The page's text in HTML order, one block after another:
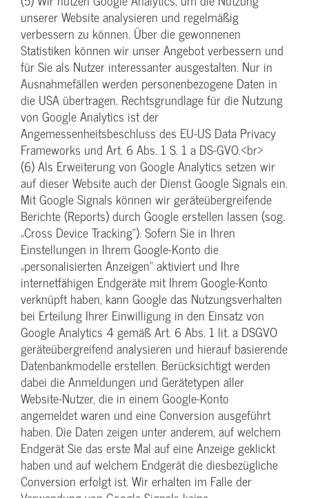
unserer Website analysieren und regelmäßig
verbessern zu können. Über die gewonnenen
Statistiken können wir unser Angebot verbessern und
für Sie als Nutzer interessanter ausgestalten. Nur in
Ausnahmefällen werden personenbezogene Daten in
die USA übertragen. Rechtsgrundlage für die Nutzung
von Google Analytics ist der
Angemessenheitsbeschluss des EU-US Data Privacy
Frameworks und Art. 6 Abs. 1 S. 1 a DS-GVO.<br>
(6) Als Erweiterung von Google Analytics setzen wir
auf dieser Website auch der Dienst Google Signals ein.
Mit Google Signals können wir geräteübergreifende
Berichte (Reports) durch Google erstellen lassen (sog.
„Cross Device Tracking“). Sofern Sie in Ihren
Einstellungen in Ihrem Google-Konto die
„personalisierten Anzeigen“ aktiviert und Ihre
internetfähigen Endgeräte mit Ihrem Google-Konto
verknüpft haben, kann Google das Nutzungsverhalten
bei Erteilung Ihrer Einwilligung in den Einsatz von
Google Analytics 4 gemäß Art. 6 Abs. 1 lit. a DSGVO
geräteübergreifend analysieren und hierauf basierende
Datenbankmodelle erstellen. Berücksichtigt werden
dabei die Anmeldungen und Gerätetypen aller
Website-Nutzer, die in einem Google-Konto
angemeldet waren und eine Conversion ausgeführt
haben. Die Daten zeigen unter anderem, auf welchem
Endgerät Sie das erste Mal auf eine Anzeige geklickt
haben und auf welchem Endgerät die diesbezügliche
Conversion erfolgt ist. Wir erhalten im Falle der